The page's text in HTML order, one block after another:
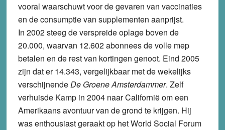
vooral waarschuwt voor de gevaren van vaccinaties
en de consumptie van supplementen aanprijst.
In 2002 steeg de verspreide oplage boven de
20.000, waarvan 12.602 abonnees de volle mep
betalen en de rest van kortingen genoot. Eind 2005
zijn dat er 14.343, vergelijkbaar met de wekelijks
verschijnendeDe Groene Amsterdammer. Zelf
verhuisde Kamp in 2004 naar Californië om een
Amerikaans avontuur van de grond te krijgen. Hij
was enthousiast geraakt op het World Social Forum